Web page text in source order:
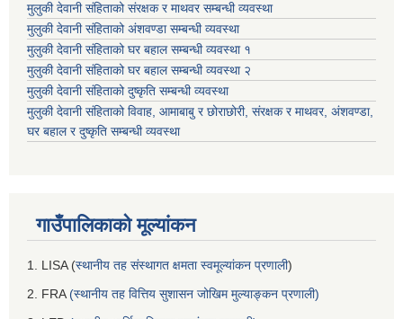
मुलुकी देवानी संहिताको संरक्षक र माथवर सम्बन्धी व्यवस्था
मुलुकी देवानी संहिताको अंशवण्डा सम्बन्धी व्यवस्था
मुलुकी देवानी संहिताको घर बहाल सम्बन्धी व्यवस्था १
मुलुकी देवानी संहिताको घर बहाल सम्बन्धी व्यवस्था २
मुलुकी देवानी संहिताको दुष्कृति सम्बन्धी व्यवस्था
मुलुकी देवानी संहिताको विवाह, आमाबाबु र छोराछोरी, संरक्षक र माथवर, अंशवण्डा,
घर बहाल र दुष्कृति सम्बन्धी व्यवस्था
गाउँपालिकाको मूल्यांकन
1. LISA (स्थानीय तह संस्थागत क्षमता स्वमूल्यांकन प्रणाली)
2. FRA(स्थानीय तह वित्तिय सुशासन जोखिम मुल्याङ्कन प्रणाली)